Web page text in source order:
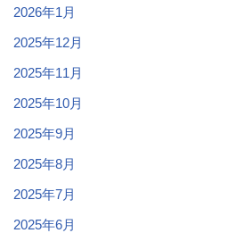
2026年1月
2025年12月
2025年11月
2025年10月
2025年9月
2025年8月
2025年7月
2025年6月